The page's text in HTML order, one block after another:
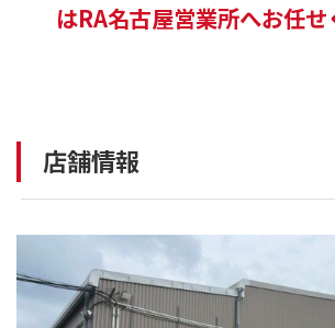
はRA名古屋営業所へお任せ
店舗情報